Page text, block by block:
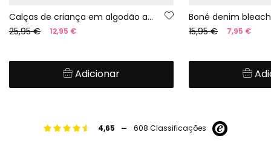
Calças de criança em algodão azul-marinho
25,95 €
12,95 €
Adicionar
Boné denim
15,95 €
7,95 €
4,65 - 608 Classificações